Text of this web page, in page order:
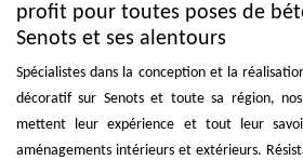
profit pour toutes poses de
Senots et ses alentours
Spécialistes dans la conception et la
décoratif sur Senots et toute sa région,
mettent leur expérience et tout leur
aménagements intérieurs et extérieurs.